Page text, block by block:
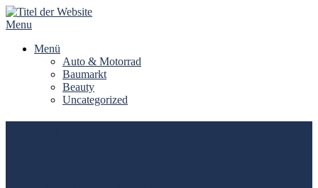
Skip
to
Menu
Menü
Auto & Motorrad
Baumarkt
Beauty
Uncategorized